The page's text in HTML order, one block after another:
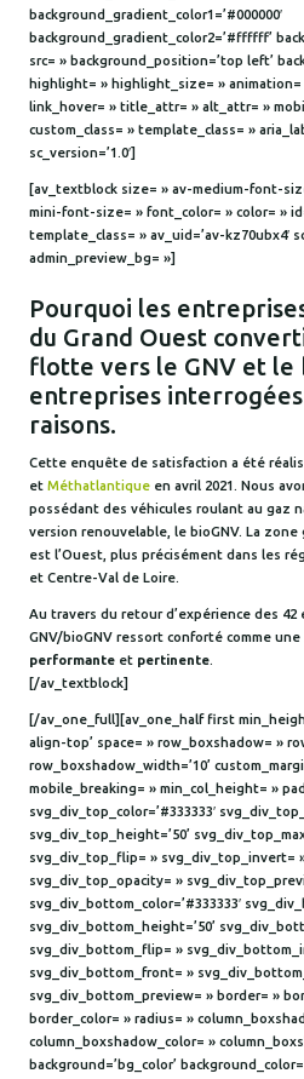
background_gradient_color1=’#000000′
background_gradient_color2=’#ffffff’
src= » background_position=’top left’
highlight= » highlight_size= »
link_hover= » title_attr= » alt_attr= »
custom_class= » template_class= »
sc_version=’1.0′]
[av_textblock size= » av-medium-font-
mini-font-size= » font_color= » color= »
template_class= » av_uid=’av-kz70ubx4′
admin_preview_bg= »]
Pourquoi les
du Grand Ouest
flotte vers le GNV et le
entreprises
raisons.
Cette enquête de satisfaction a été
et Méthatlantique en avril 2021. Nous
possédant des véhicules roulant au gaz
version renouvelable, le bioGNV. La
est l’Ouest, plus précisément dans les
et Centre-Val de Loire.
Au travers du retour d’expérience des
GNV/bioGNV ressort conforté comme
performante et pertinente
[/av_textblock]
[/av_one_full][av_one_half first
align-top’ space= » row_boxshadow= »
row_boxshadow_width=’10’
mobile_breaking= » min_col_height= »
svg_div_top_color=’#333333′
svg_div_top_height=’50’
svg_div_top_flip= » svg_div_top_invert=
svg_div_top_opacity= »
svg_div_bottom_color=’#333333′
svg_div_bottom_height=’50’
svg_div_bottom_flip= »
svg_div_bottom_front= »
svg_div_bottom_preview= » border= »
border_color= » radius= »
column_boxshadow_color= »
background=’bg_color’